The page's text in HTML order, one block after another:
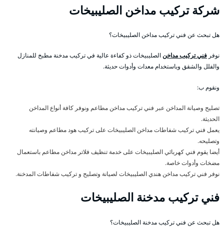
شركة تركيب مداخن الصليبيخات
هل تبحث عن فني تركيب مداخن الصليبيخات؟
نوفر فني تركيب مداخنالصليبيخات ذو كفاءة عالية في تركيب مدخنة مطبخ للمنازل
والفلل والشقق وباستخدام معدات وأدوات حديثة.
ونقوم ب:
تصليح وصيانة المداخن عبر فني تركيب مداخن مطاعم ونوفر كافة أنواع المداخن
الحديثة.
يعمل فني تركيب شفاطات مداخن الصليبيخات على تركيب هود مطاعم وصيانته
وتصليحه.
أيضا يقوم فني كهربائي الصليبيخات على خدمة تنظيف فلاتر مداخن مطاعم باستعمال
مضخات وأدوات خاصة.
نوفر فني تركيب مداخن هندي الصليبيخات لصيانة وتصليح و تركيب شفاطات المدخنة.
فني تركيب مدخنة الصليبيخات
هل تبحث عن فني تركيب مدخنة الصليبيخات؟